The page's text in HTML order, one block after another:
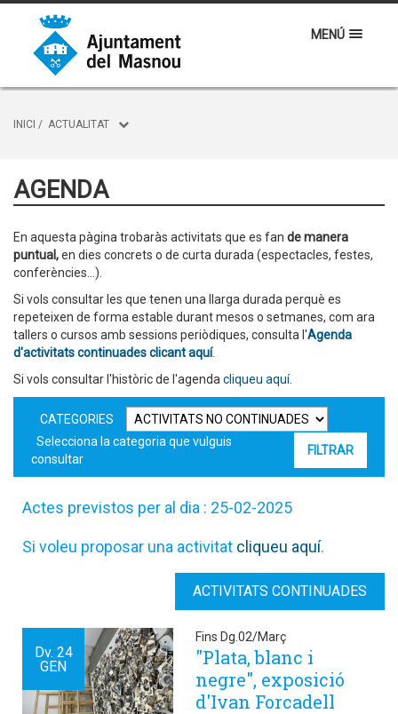
MENÚ
INICI / ACTUALITAT
AGENDA
En aquesta pàgina trobaràs activitats que es fan de manera
puntual,en dies concrets o de curta durada (espectacles, festes,
conferències...).
Si vols consultar les que tenen una llarga durada perquè es
repeteixen de forma estable durant mesos o setmanes, com ara
tallers o cursos amb sessions periòdiques, consulta l'Agenda
d'activitats continuades clicant aquí.
Si vols consultar l'històric de l'agenda cliqueu aquí.
CATEGORIES
Selecciona la categoria que vulguis
consultar
Actes previstos per al dia : 25-02-2025
Si voleu proposar una activitat cliqueu aquí.
ACTIVITATS CONTINUADES
Dv. 24
GEN
Fins Dg.02/Març
"Plata, blanc i
negre", exposició
d'Ivan Forcadell